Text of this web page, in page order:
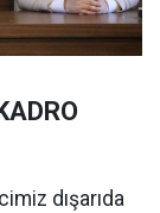
dışarıda